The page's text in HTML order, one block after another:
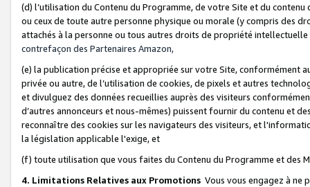
(d) l’utilisation du Contenu du Programme, de votre Site et du
ou ceux de toute autre personne physique ou morale (y compris des
attachés à la personne ou tous autres droits de propriété
contrefaçon des Partenaires Amazon,
(e) la publication précise et appropriée sur votre Site, conformément
privée ou autre, de l’utilisation de cookies, de pixels et autres
et divulguez des données recueillies auprès des visiteurs
d’autres annonceurs et nous-mêmes) puissent fournir du contenu et
reconnaître des cookies sur les navigateurs des visiteurs, et
la législation applicable l'exige, et
(f) toute utilisation que vous faites du Contenu du Programme et des
4. Limitations Relatives aux Promotions Vous vous engagez à ne